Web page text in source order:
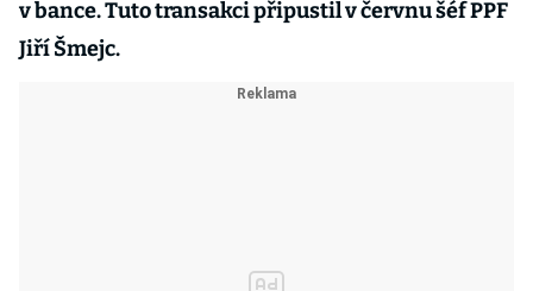
v bance. Tuto transakci připustil v červnu šéf PPF
Jiří Šmejc.